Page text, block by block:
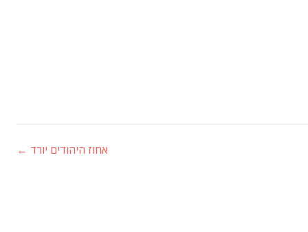
אחוז היהודים יורד ←